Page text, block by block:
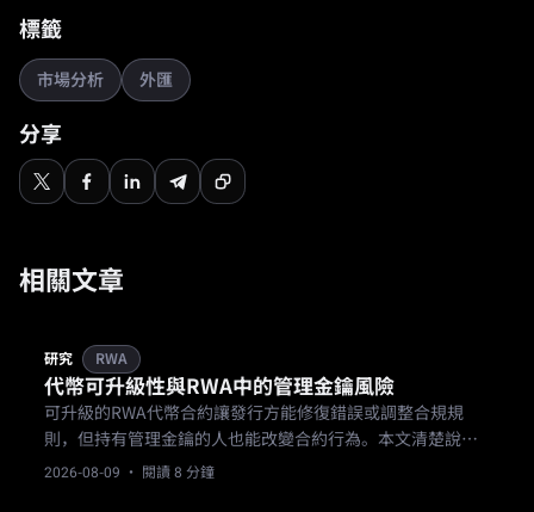
標籤
市場分析 外匯
分享
相關文章
研究 RWA
代幣可升級性與RWA中的管理金鑰風險
可升級的RWA代幣合約讓發行方能修復錯誤或調整合規規
則，但持有管理金鑰的人也能改變合約行為。本文清楚說明
了其中的取捨。
2026-08-09 · 閱讀 8 分鐘